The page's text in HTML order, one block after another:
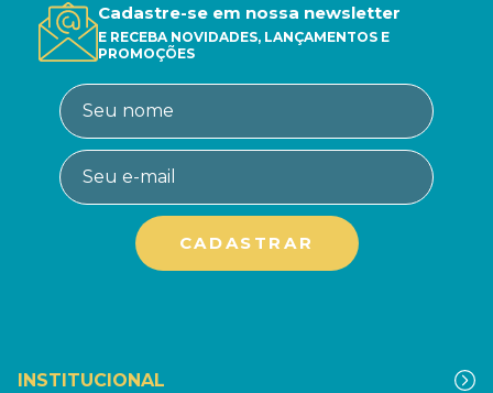
Cadastre-se em nossa newsletter
E RECEBA NOVIDADES, LANÇAMENTOS E
PROMOÇÕES
INSTITUCIONAL